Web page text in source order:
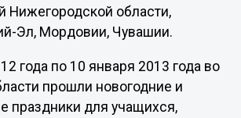
Нижегородской области,
Эл, Мордовии, Чувашии.
года по 10 января 2013 года во
прошли новогодние и
праздники для учащихся,